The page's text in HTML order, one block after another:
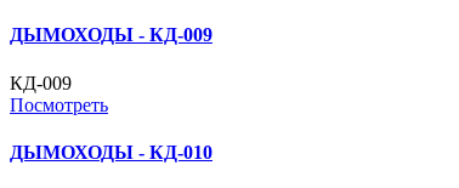
ДЫМОХОДЫ - КД-009
КД-009
Посмотреть
ДЫМОХОДЫ - КД-010